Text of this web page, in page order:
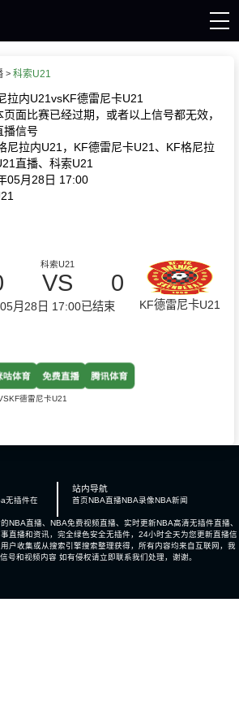
科索U21
拉内U21vsKF德雷尼卡U21
页面比赛已经过期，或者以上信号都无效，
播信号
尼拉内U21，KF德雷尼卡U21、KF格尼拉
直播、科索U21
05月28日 17:00
科索U21
VS 0
05月28日 17:00已结束 KF德雷尼卡U21
咕体育 免费直播 腾讯体育
德雷尼卡U21
无插件在
站内导航
首页NBA直播NBA录像NBA新闻
NBA直播、NBA免费视频直播、实时更新NBA高清无插件直播、
直播和资讯，完全绿色安全无插件，24小时全天为您更新直播信
户收集或从搜索引擎搜索整理获得，所有内容均来自互联网，我
号和视频内容 如有侵权请立即联系我们处理，谢谢。